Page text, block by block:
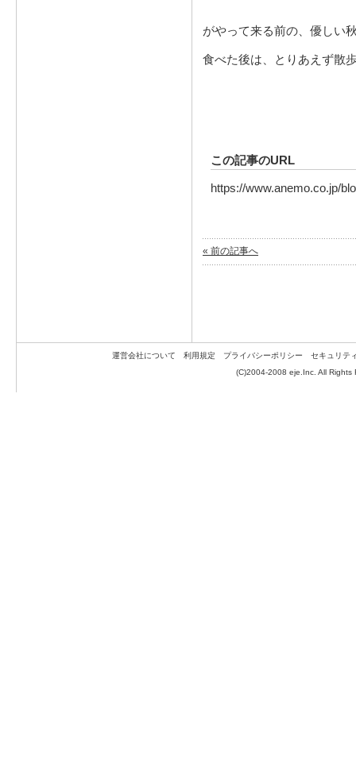
がやって来る前の、優しい
食べた後は、とりあえず散
この記事のURL
https://www.anemo.co.jp/
« 前の記事へ
運営会社について 利用規定 プライバシーポリシー
セキュリテ
(C)2004-2008 eje.Inc. All Rights